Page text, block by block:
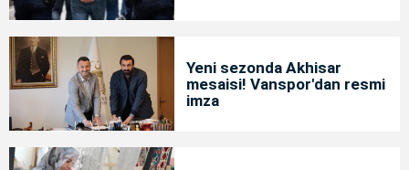
Yeni sezonda Akhisar
mesaisi! Vanspor'dan resmi
imza